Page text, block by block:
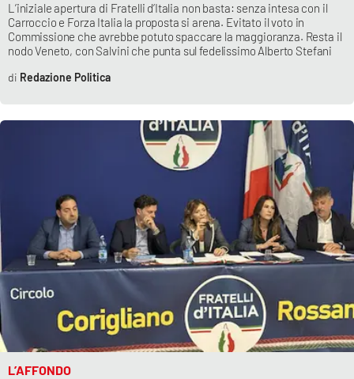
Parchi Marini Calabria
Leggendo Alvaro insieme
Le perfidie di Antonella Grippo
Venti di comunicazione
STREAMING
LaC TV
LaC Network
LaC OnAir
L’iniziale apertura di Fratelli d’Italia non basta: senza intesa con il
Carroccio e Forza Italia la proposta si arena. Evitato il voto in
Commissione che avrebbe potuto spaccare la maggioranza. Resta il
nodo Veneto, con Salvini che punta sul fedelissimo Alberto Stefani
Redazione Politica
L’AFFONDO